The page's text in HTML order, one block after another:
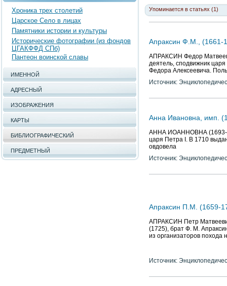
Хроника трех столетий
Царское Село в лицах
Памятники истории и культуры
Исторические фотографии (из фондов
ЦГАКФФД СПб)
Пантеон воинской славы
ИМЕННОЙ
АДРЕСНЫЙ
ИЗОБРАЖЕНИЯ
КАРТЫ
БИБЛИОГРАФИЧЕСКИЙ
ПРЕДМЕТНЫЙ
Упоминается в статьях (1)
Апраксин Ф.М., (1661-
АПРАКСИН Федор
деятель, сподвижник
Федора Алексеевича.
Источник:
Анна Ивановна, имп.
АННА ИОАННОВНА (1693-
царя Петра I. В 1710
овдовела
Источник:
Апраксин П.М. (1659-
АПРАКСИН Петр
(1725), брат Ф. М.
из организаторов похода
Источник: